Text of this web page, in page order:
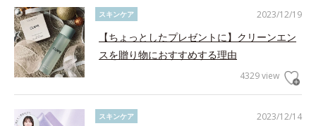
2023/12/19
スキンケア
【ちょっとしたプレゼントに】クリーンエン
スを贈り物におすすめする理由
4329 view
2023/12/14
スキンケア